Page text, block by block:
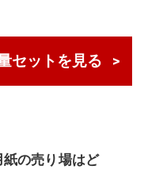
セットを見る
紙の売り場はど